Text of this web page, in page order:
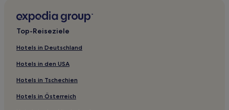
Pensionen in Rambla de Catalunya
Hostels in Rambla de Catalunya
B&B in Dreta de l'Eixample
Aparthotels in Esquerra de l'Eixample
Hostels in Esquerra de l'Eixample
3-Sterne-Hotels in Esquerra de l'Eixample
Top-Reiseziele
Hotels in Deutschland
Hotels in den USA
Hotels in Tschechien
Hotels in Österreich